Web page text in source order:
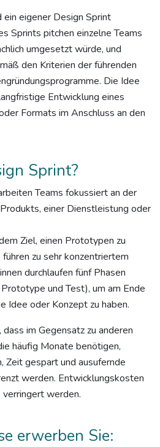
eigener Design Sprint
Sprints pitchen einzelne Teams
umgesetzt würde, und
den Kriterien der führenden
Die Idee
Entwicklung eines
Formats im Anschluss an den
Sprint?
Teams fokussiert an der
einer Dienstleistung oder
Ziel, einen Prototypen zu
zu sehr konzentriertem
durchlaufen fünf Phasen
und Test), um am Ende
Idee oder Konzept zu haben.
im Gegensatz zu anderen
häufig Monate benötigen,
Zeit gespart und ausufernde
werden. Entwicklungskosten
werden.
erwerben Sie: